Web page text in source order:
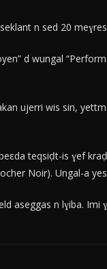
n sed 20
d wungal
ujerri wis sin,
teqsiḍt-is ɣef
Noir). Ungal-a
aseggas n lɣiba.